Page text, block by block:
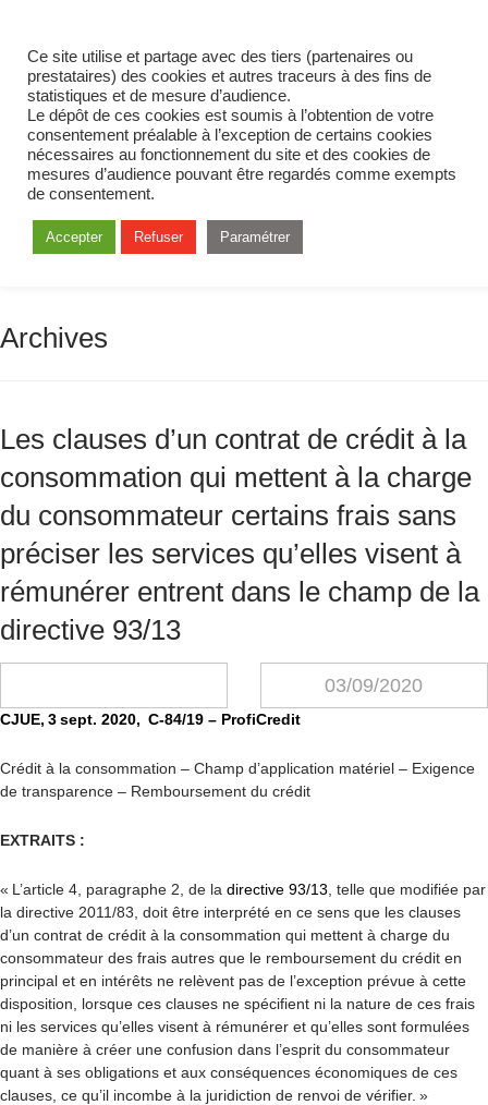
Archives
Les clauses d’un contrat de crédit à la
consommation qui mettent à la charge
du consommateur certains frais sans
préciser les services qu’elles visent à
rémunérer entrent dans le champ de la
directive 93/13
03/09/2020
CJUE, 3 sept. 2020, C-84/19 – ProfiCredit
Crédit à la consommation – Champ d’application matériel – Exigence
de transparence – Remboursement du crédit
EXTRAITS :
« L’article 4, paragraphe 2, de la directive 93/13 , telle que modifiée par
la directive 2011/83, doit être interprété en ce sens que les clauses
d’un contrat de crédit à la consommation qui mettent à charge du
consommateur des frais autres que le remboursement du crédit en
principal et en intérêts ne relèvent pas de l’exception prévue à cette
disposition, lorsque ces clauses ne spécifient ni la nature de ces frais
ni les services qu’elles visent à rémunérer et qu’elles sont formulées
de manière à créer une confusion dans l’esprit du consommateur
quant à ses obligations et aux conséquences économiques de ces
clauses, ce qu’il incombe à la juridiction de renvoi de vérifier. »
Ce site utilise et partage avec des tiers (partenaires ou
prestataires) des cookies et autres traceurs à des fins de
statistiques et de mesure d’audience.
Le dépôt de ces cookies est soumis à l’obtention de votre
consentement préalable à l’exception de certains cookies
nécessaires au fonctionnement du site et des cookies de
mesures d’audience pouvant être regardés comme exempts
de consentement.
Accepter Refuser Paramétrer